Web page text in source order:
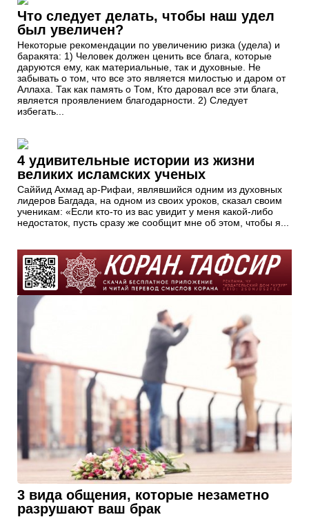
Что следует делать, чтобы наш удел
был увеличен?
Некоторые рекомендации по увеличению ризка (удела) и
баракята: 1) Человек должен ценить все блага, которые
даруются ему, как материальные, так и духовные. Не
забывать о том, что все это является милостью и даром от
Аллаха. Так как память о Том, Кто даровал все эти блага,
является проявлением благодарности. 2) Следует
избегать...
4 удивительные истории из жизни
великих исламских ученых
Саййид Ахмад ар-Рифаи, являвшийся одним из духовных
лидеров Багдада, на одном из своих уроков, сказал своим
ученикам: «Если кто-то из вас увидит у меня какой-либо
недостаток, пусть сразу же сообщит мне об этом, чтобы я...
3 вида общения, которые незаметно
разрушают ваш брак